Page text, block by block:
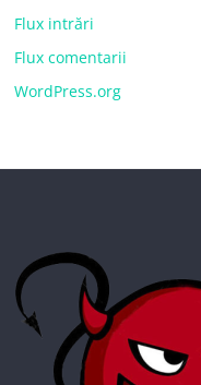
Flux intrări
Flux comentarii
WordPress.org